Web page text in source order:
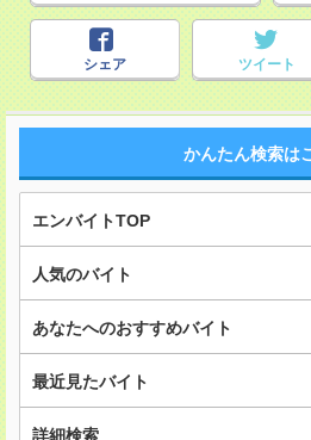
シェア ツイート
かんたん検索は
エンバイトTOP
人気のバイト
あなたへのおすすめバイト
最近見たバイト
詳細検索